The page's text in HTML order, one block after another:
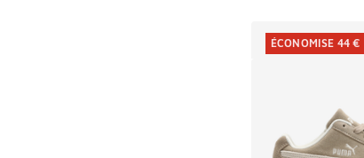
ÉCONOMISE 44 €